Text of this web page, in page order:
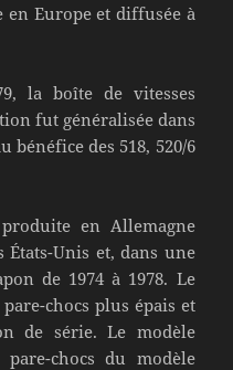
Europe et diffusée à
la boîte de vitesses
fut généralisée dans
bénéfice des 518, 520/6
en Allemagne
États-Unis et, dans une
de 1974 à 1978. Le
chocs plus épais et
de série. Le modèle
chocs du modèle